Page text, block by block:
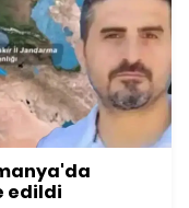
edildi